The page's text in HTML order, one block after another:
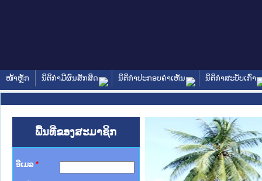
ໜ້າຫຼັກ ນິຕິກໍາມີຜົນສັກສິດ ນິຕິກໍາປະກອບຄໍາເຫັນ ນິຕິກໍາສະບັບເກົ່າ
ພື້ນທີ່ຂອງສະມາຊິກ
ອີເມລ *